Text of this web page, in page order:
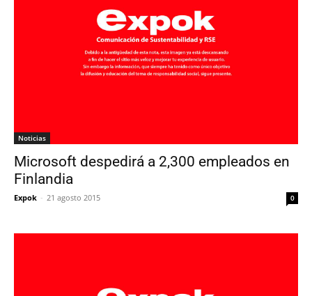
Noticias
Microsoft despedirá a 2,300 empleados en
Finlandia
Expok - 21 agosto 2015 0